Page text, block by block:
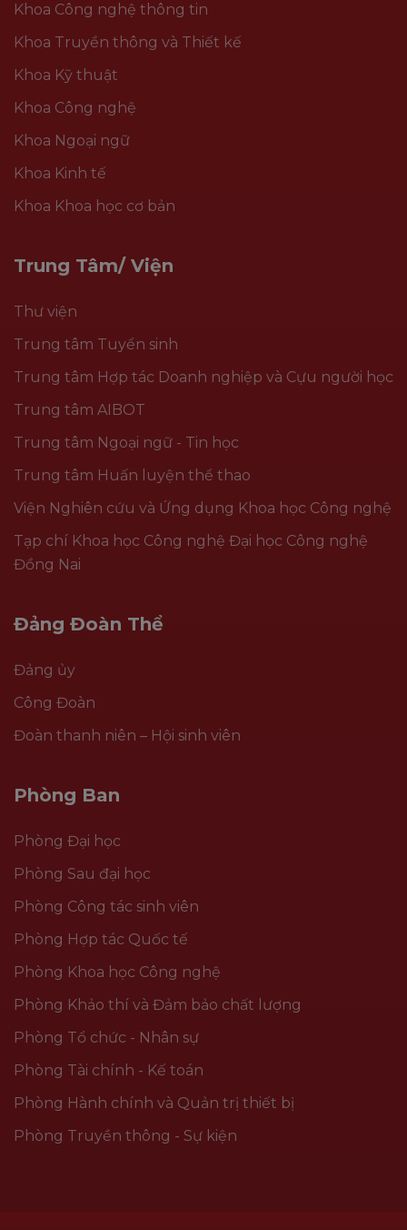
Khoa Công nghệ thông tin
Khoa Truyền thông và Thiết kế
Khoa Kỹ thuật
Khoa Công nghệ
Khoa Ngoại ngữ
Khoa Kinh tế
Khoa Khoa học cơ bản
Trung Tâm/ Viện
Thư viện
Trung tâm Tuyển sinh
Trung tâm Hợp tác Doanh nghiệp và Cựu người học
Trung tâm AIBOT
Trung tâm Ngoại ngữ - Tin học
Trung tâm Huấn luyện thể thao
Viện Nghiên cứu và Ứng dụng Khoa học Công nghệ
Tạp chí Khoa học Công nghệ Đại học Công nghệ
Đồng Nai
Đảng Đoàn Thể
Đảng ủy
Công Đoàn
Đoàn thanh niên – Hội sinh viên
Phòng Ban
Phòng Đại học
Phòng Sau đại học
Phòng Công tác sinh viên
Phòng Hợp tác Quốc tế
Phòng Khoa học Công nghệ
Phòng Khảo thí và Đảm bảo chất lượng
Phòng Tổ chức - Nhân sự
Phòng Tài chính - Kế toán
Phòng Hành chính và Quản trị thiết bị
Phòng Truyền thông - Sự kiện